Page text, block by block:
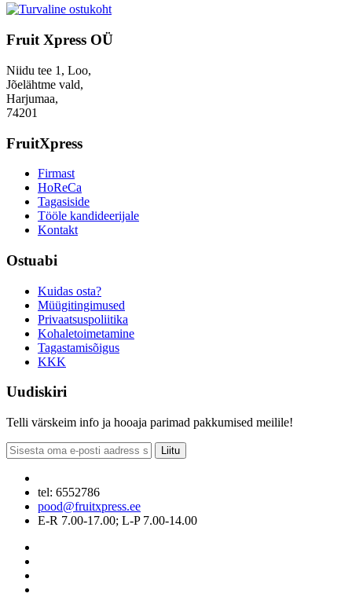
Fruit Xpress OÜ
Niidu tee 1, Loo,
Jõelähtme vald,
Harjumaa,
74201
FruitXpress
Firmast
HoReCa
Tagasiside
Tööle kandideerijale
Kontakt
Ostuabi
Kuidas osta?
Müügitingimused
Privaatsuspoliitika
Kohaletoimetamine
Tagastamisõigus
KKK
Uudiskiri
Telli värskeim info ja hooaja parimad pakkumised meilile!
Liitu
tel: 6552786
pood@fruitxpress.ee
E-R 7.00-17.00; L-P 7.00-14.00